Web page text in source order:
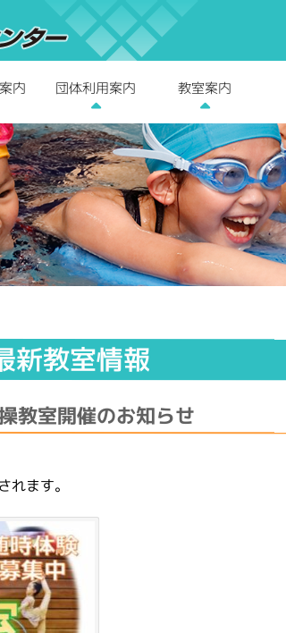
内 団体利用案内 教室案内
新教室情報
教室開催のお知らせ
れます。